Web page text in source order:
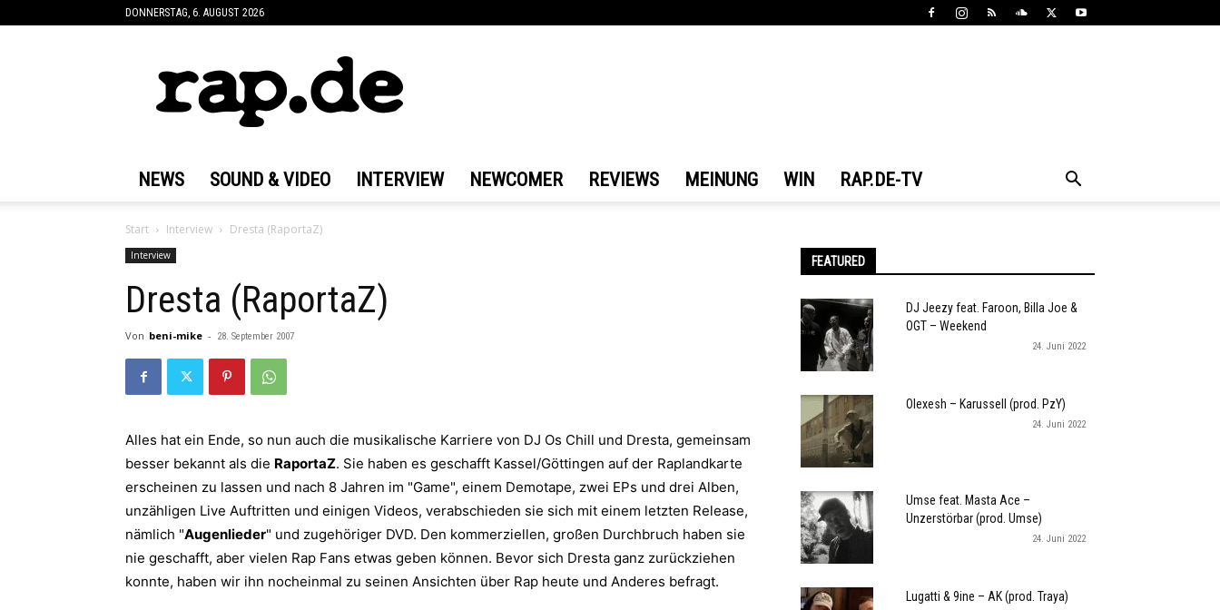
DONNERSTAG, 6. AUGUST 2026
NEWS SOUND & VIDEO INTERVIEW NEWCOMER REVIEWS MEINUNG WIN RAP.DE-TV
Start Interview Dresta (RaportaZ)
Interview
Dresta (RaportaZ)
Von beni-mike - 28. September 2007
Alles hat ein Ende, so nun auch die musikalische Karriere von DJ Os Chill und Dresta, gemeinsam
besser bekannt als die RaportaZ. Sie haben es geschafft Kassel/Göttingen auf der Raplandkarte
erscheinen zu lassen und nach 8 Jahren im "Game", einem Demotape, zwei EPs und drei Alben,
unzähligen Live Auftritten und einigen Videos, verabschieden sie sich mit einem letzten Release,
nämlich "Augenlieder" und zugehöriger DVD. Den kommerziellen, großen Durchbruch haben sie
nie geschafft, aber vielen Rap Fans etwas geben können. Bevor sich Dresta ganz zurückziehen
konnte, haben wir ihn nocheinmal zu seinen Ansichten über Rap heute und Anderes befragt.
FEATURED
DJ Jeezy feat. Faroon, Billa Joe &
OGT – Weekend
24. Juni 2022
Olexesh – Karussell (prod. PzY)
24. Juni 2022
Umse feat. Masta Ace –
Unzerstörbar (prod. Umse)
24. Juni 2022
Lugatti & 9ine – AK (prod. Traya)